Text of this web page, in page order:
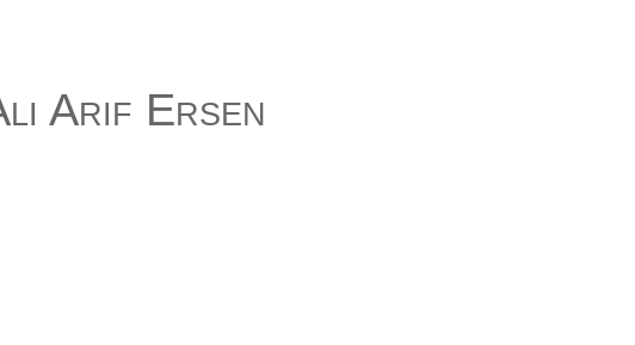
Arif Ersen